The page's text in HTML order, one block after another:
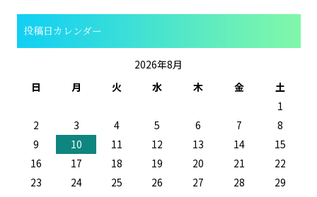
投稿日カレンダー
2026年8月
日
月 火 水 木 金
土
1
2
3 4 5 6 7
8
9
10 11 12 13 14
15
16
17 18 19 20 21
22
23
24 25 26 27 28
29